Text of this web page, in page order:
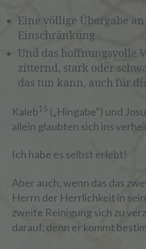
Eine völlige Übergabe
Einschränkung
Und das hoffnungsvolle
zitternd, stark oder
das tun kann, auch für
Kaleb15 („Hingabe“) und
allein glaubten sich ins
Ich habe es selbst erlebt!
Aber auch, wenn das das
Herrn der Herrlichkeit in
zweite Reinigung sich zu
darauf, denn er kommt